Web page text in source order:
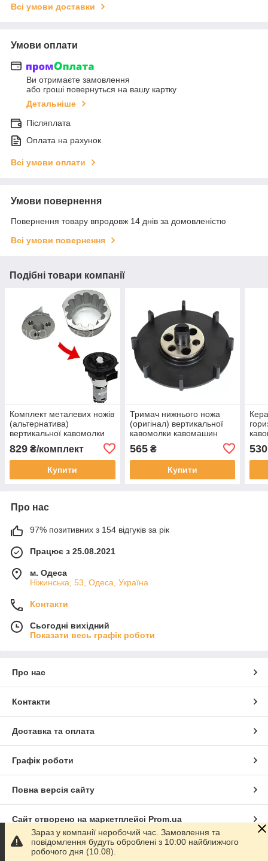
Всі умови доставки
Умови оплати
Ви отримаєте замовлення
або гроші повернуться на вашу картку
Детальніше
Післяплата
Оплата на рахунок
Всі умови оплати
Умови повернення
Повернення товару впродовж 14 днів за домовленістю
Всі умови повернення
Подібні товари компанії
Комплект металевих ножів
(альтернатива)
вертикальної кавомолки
Gaggia, 226473500
829 ₴/комплект
Купити
Тримач нижнього ножа
(оригінал) вертикальної
кавомолки кавомашин
565₴
Купити
530
Про нас
97% позитивних з 154 відгуків за рік
Працює з 25.08.2021
м. Одеса
Ніжинська, 53, Одеса, Україна
Контакти
Сьогодні вихідний
Показати весь графік роботи
Про нас
Контакти
Доставка та оплата
Графік роботи
Повна версія сайту
Сайт створено на маркетплейсі Prom.ua
Політика конфіденційності
Зараз у компанії неробочий час. Замовлення та
повідомлення будуть оброблені з 10:00 найближчого
робочого дня (10.08).